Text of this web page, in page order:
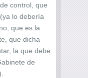
control, que
lo debería
que es la
que dicha
la que debe
de